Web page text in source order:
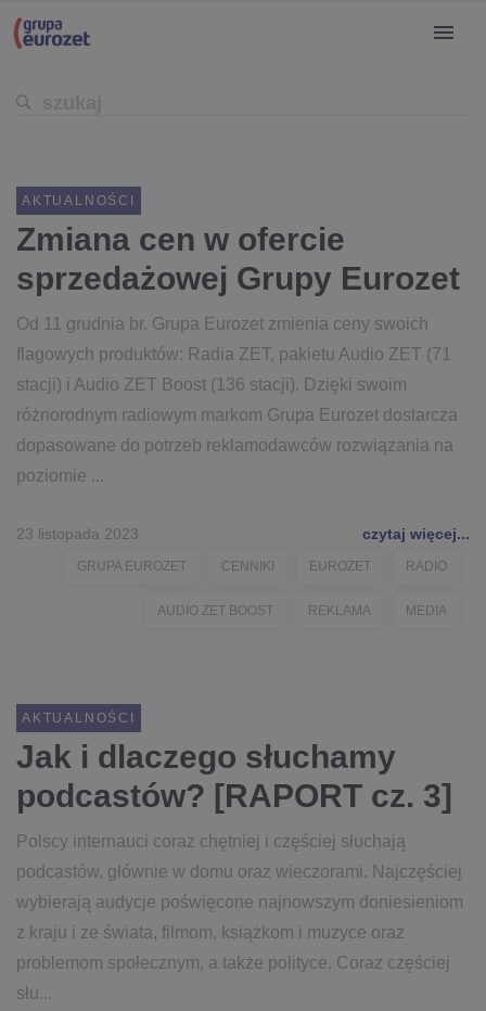
AKTUALNOŚCI
Zmiana cen w ofercie
sprzedażowej Grupy Eurozet
Od 11 grudnia br. Grupa Eurozet zmienia ceny swoich
flagowych produktów: Radia ZET, pakietu Audio ZET (71
stacji) i Audio ZET Boost (136 stacji). Dzięki swoim
różnorodnym radiowym markom Grupa Eurozet dostarcza
dopasowane do potrzeb reklamodawców rozwiązania na
poziomie ...
23 listopada 2023 czytaj więcej...
GRUPA EUROZET CENNIKI EUROZET RADIO
AUDIO ZET BOOST REKLAMA MEDIA
AKTUALNOŚCI
Jak i dlaczego słuchamy
podcastów? [RAPORT cz. 3]
Polscy internauci coraz chętniej i częściej słuchają
podcastów, głównie w domu oraz wieczorami. Najczęściej
wybierają audycje poświęcone najnowszym doniesieniom
z kraju i ze świata, filmom, książkom i muzyce oraz
problemom społecznym, a także polityce. Coraz częściej
słu...